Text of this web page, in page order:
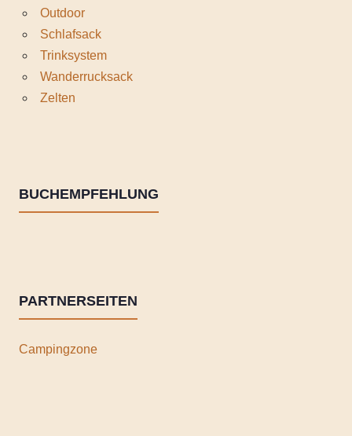
Outdoor
Schlafsack
Trinksystem
Wanderrucksack
Zelten
BUCHEMPFEHLUNG
PARTNERSEITEN
Campingzone